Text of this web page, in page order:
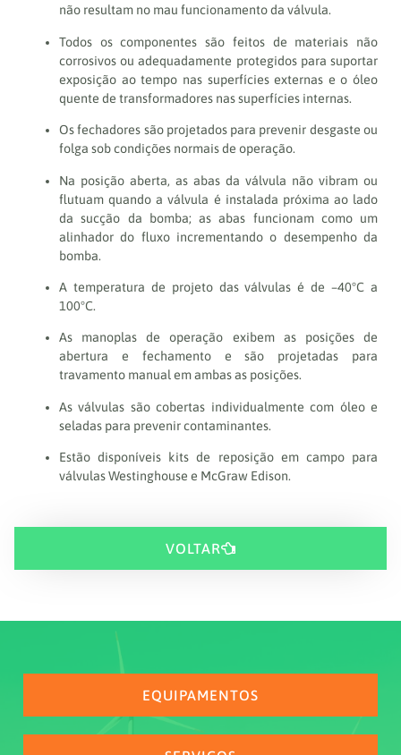
não resultam no mau funcionamento da válvula.
Todos os componentes são feitos de materiais não
corrosivos ou adequadamente protegidos para suportar
exposição ao tempo nas superfícies externas e o óleo
quente de transformadores nas superfícies internas.
Os fechadores são projetados para prevenir desgaste ou
folga sob condições normais de operação.
Na posição aberta, as abas da válvula não vibram ou
flutuam quando a válvula é instalada próxima ao lado
da sucção da bomba; as abas funcionam como um
alinhador do fluxo incrementando o desempenho da
bomba.
A temperatura de projeto das válvulas é de –40°C a
100°C.
As manoplas de operação exibem as posições de
abertura e fechamento e são projetadas para
travamento manual em ambas as posições.
As válvulas são cobertas individualmente com óleo e
seladas para prevenir contaminantes.
Estão disponíveis kits de reposição em campo para
válvulas Westinghouse e McGraw Edison.
VOLTAR
EQUIPAMENTOS